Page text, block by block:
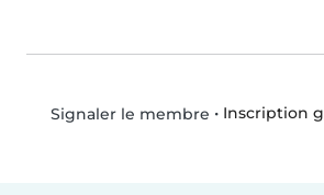
Signaler le membre • Inscription